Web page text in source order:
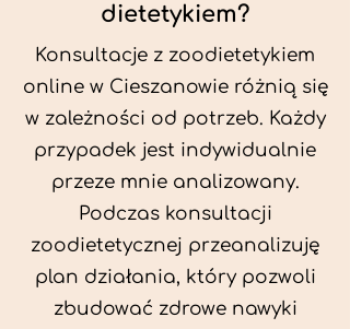
dietetykiem?
Konsultacje z zoodietetykiem
online w Cieszanowie różnią się
w zależności od potrzeb. Każdy
przypadek jest indywidualnie
przeze mnie analizowany.
Podczas konsultacji
zoodietetycznej przeanalizuję
plan działania, który pozwoli
zbudować zdrowe nawyki